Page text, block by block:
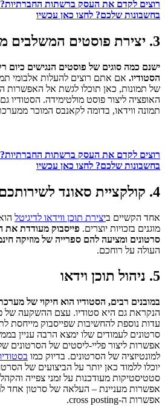
רוצים לקדם את העסק ברשתות החברתיות?
בחשבונות שלכם? לחצו כאן עכשיו
3. יצירת פוסטים המשלבים מולטימדיה
ישנם כמה סוגים של פוסטים הנגישים כיום
הסטודיו. אם אתם רוצים להעלות אלבומי
של תמונות, כאן תוכלו לגשת אל האפשרות
האופציה ליצור פוסט מולטימידה. הסטודיו
תמונה ווידאו, בדומה לקאנבס המוכר
רוצים לקדם את העסק ברשתות החברתיות?
בחשבונות שלכם? לחצו כאן עכשיו
4. קולקציית סאונד לשירותכם
אחד הקשיים ביצירת תוכן ווידאו לדיגיטל
מוגנים בזכויות יוצרים. פייסבוק מעודדת
סרטונים ומציעה להם ספרייה של מוזיקה
העולה על רוחכם.
5. ניהול תוכן וידאו
במובנים רבים, הסטודיו הוא חיקוי של
הנקראת גם היא סטודיו. עצם ההשקעה של
עדות נוספת להחשיבות שפייסבוק מייחסת
סרטונים לעמודים שלו ימצא הרבה עניין
אפשרות ליצור פליי-ליסטים של הסרטונים
למונטיזציה של הסרטונים. בדיוק כמו
יוכלו ללמוד כאן יותר על הביצועים של
סטטיסטיקות מעודכנות על זמני צפייה
אפשרות מעניינת – העלאה של סרטון אחד
אפשרות ה-cross posting.